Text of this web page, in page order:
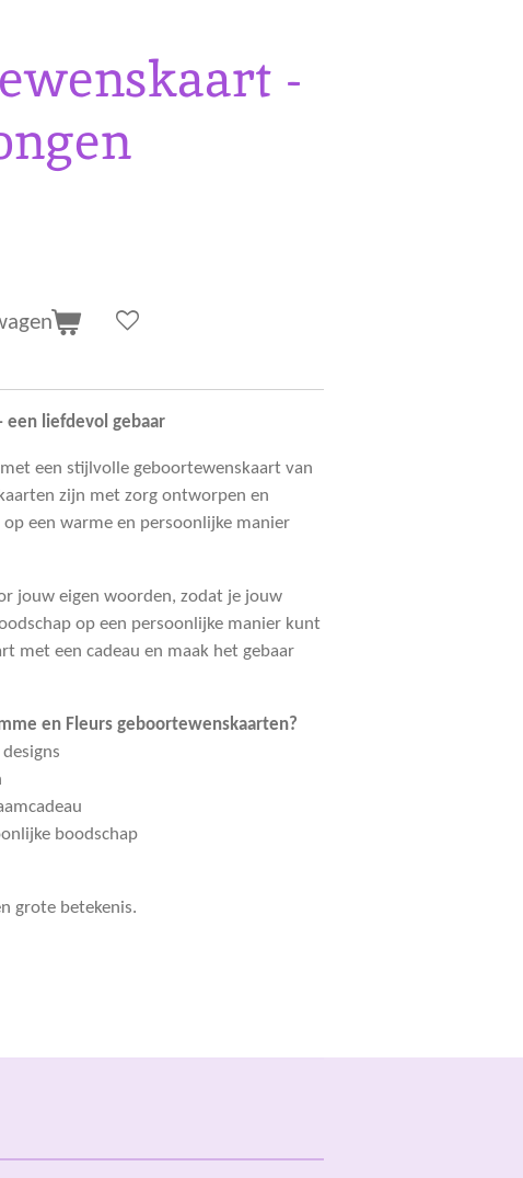
-
een liefdevol gebaar
een stijlvolle geboortewenskaart van
zijn met zorg ontworpen en
een warme en persoonlijke manier
jouw eigen woorden, zodat je jouw
op een persoonlijke manier kunt
met een cadeau en maak het gebaar
en Fleurs geboortewenskaarten?
boodschap
grote betekenis.